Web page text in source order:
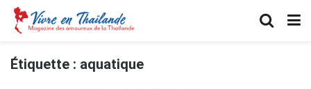
Étiquette : aquatique